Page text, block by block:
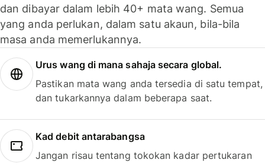
dan dibayar dalam lebih 40+ mata wang. Semua
yang anda perlukan, dalam satu akaun, bila-bila
masa anda memerlukannya.
Urus wang di mana sahaja secara global.
Pastikan mata wang anda tersedia di satu tempat,
dan tukarkannya dalam beberapa saat.
Kad debit antarabangsa
Jangan risau tentang tokokan kadar pertukaran